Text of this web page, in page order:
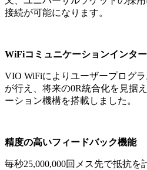
接続が可能になります。
WiFiコミュニケーションインタ
VIO WiFiによりユーザープログ
が行え、将来の0R統合化を見据
ーション機構を搭載しました。
精度の高いフィードバック機能
毎秒25,000,000回メス先で抵抗を